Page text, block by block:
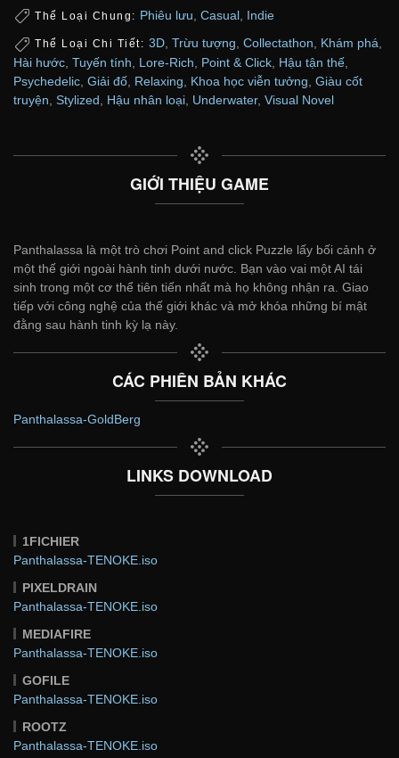
Thể Loại Chung: Phiêu lưu Casual Indie
Thể Loại Chi Tiết: 3D, Trừu tượng, Collectathon, Khám phá,
Hài hước Tuyến tính Lore-Rich Point & Click Hậu tận thế
Psychedelic Giải đố Relaxing Khoa học viễn tưởng Giàu cốt
truyện Stylized Hậu nhân loại Underwater, Visual Novel
GIỚI THIỆU GAME
Panthalassa là một trò chơi Point and click Puzzle lấy bối cảnh ở
một thế giới ngoài hành tinh dưới nước. Bạn vào vai một AI tái
sinh trong một cơ thể tiên tiến nhất mà họ không nhận ra. Giao
tiếp với công nghệ của thế giới khác và mở khóa những bí mật
đằng sau hành tinh kỳ lạ này.
CÁC PHIÊN BẢN KHÁC
Panthalassa-GoldBerg
LINKS DOWNLOAD
1FICHIER
Panthalassa-TENOKE.iso
PIXELDRAIN
Panthalassa-TENOKE.iso
MEDIAFIRE
Panthalassa-TENOKE.iso
GOFILE
Panthalassa-TENOKE.iso
ROOTZ
Panthalassa-TENOKE.iso